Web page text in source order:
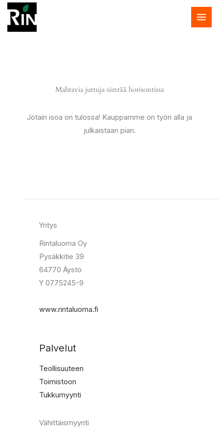
sisältöön
Mahtavia juttuja siintää horisontissa
Jotain isoa on tulossa! Kauppamme on työn alla ja
julkaistaan pian.
Yritys
Rintaluoma Oy
Pysäkkitie 39
64770 Äystö
Y 0775245-9
www.rintaluoma.fi
Palvelut
Teollisuuteen
Toimistoon
Tukkumyynti
Vähittäismyynti